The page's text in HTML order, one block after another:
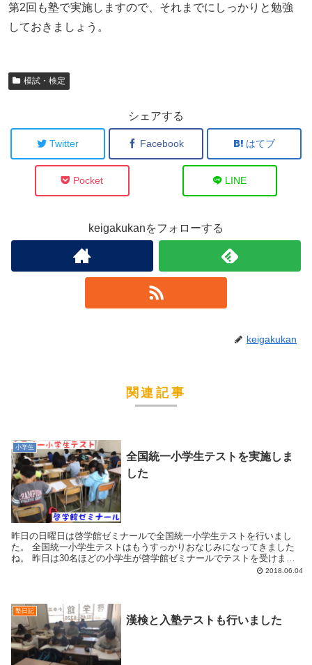
第2回も塾で実施しますので、それまでにしっかりと勉強
しておきましょう。
模試・検定
シェアする
Twitter Facebook はてブ
Pocket LINE
keigakukanをフォローする
keigakukan
関連記事
小学生
全国統一小学生テストを実施しま
した
昨日の日曜日は啓学館ゼミナールで全国統一小学生テストを行いまし
た。 全国統一小学生テストはもうすっかりおなじみになってきました
ね。 昨日は30名ほどの小学生が啓学館ゼミナールでテストを受けまし
2018.06.04
塾日記
漢検と入塾テストも行いました